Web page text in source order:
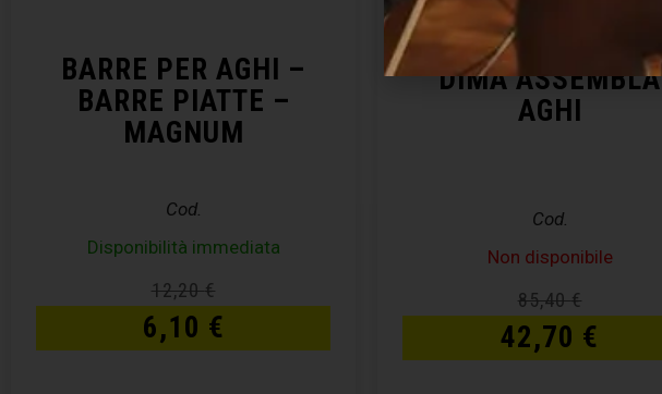
BARRE PER AGHI –
BARRE PIATTE –
MAGNUM
Cod.
Disponibilità immediata
12,20€
6,10 €
DIMA ASSEMBLA
AGHI
Cod.
Non disponibile
85,40€
42,70 €